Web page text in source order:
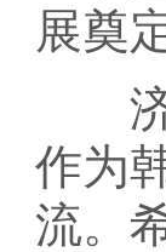
展奠
济
作为
流。